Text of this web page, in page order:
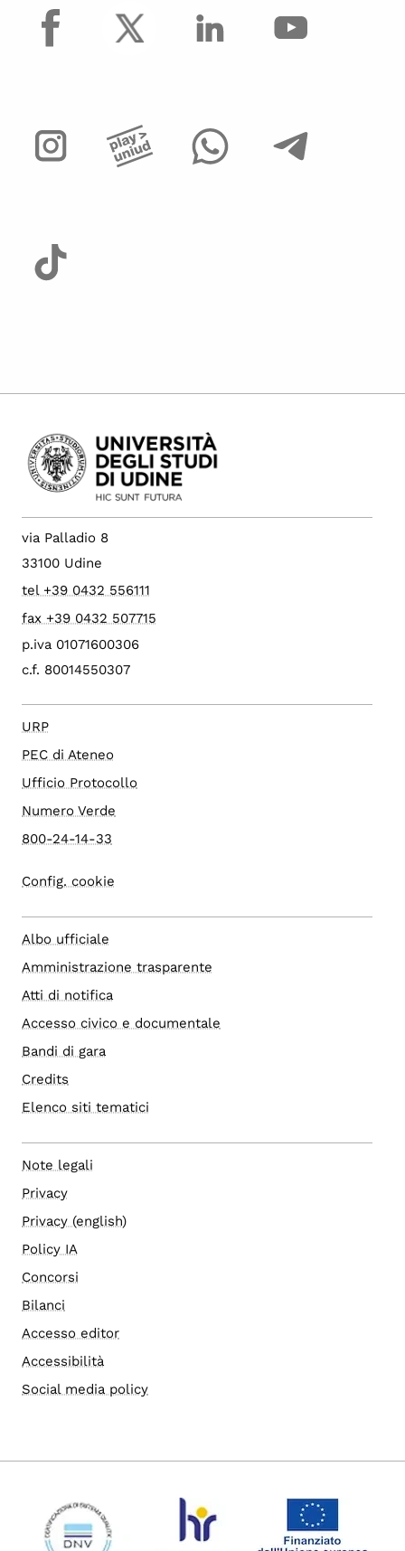
facebook
via Palladio 8
33100 Udine
tel +39 0432 556111
fax +39 0432 507715
p.iva 01071600306
c.f. 80014550307
URP
PEC di Ateneo
Ufficio Protocollo
Numero Verde
800-24-14-33
Config. cookie
Albo ufficiale
Amministrazione trasparente
Atti di notifica
Accesso civico e documentale
Bandi di gara
Credits
Elenco siti tematici
Note legali
Privacy
Privacy (english)
Policy IA
Concorsi
Bilanci
Accesso editor
Accessibilità
Social media policy